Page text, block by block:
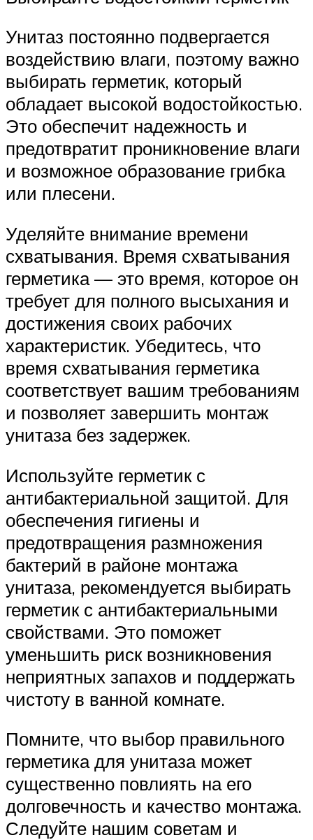
Унитаз постоянно подвергается
воздействию влаги, поэтому важно
выбирать герметик, который
обладает высокой водостойкостью.
Это обеспечит надежность и
предотвратит проникновение влаги
и возможное образование грибка
или плесени.
Уделяйте внимание времени
схватывания. Время схватывания
герметика — это время, которое он
требует для полного высыхания и
достижения своих рабочих
характеристик. Убедитесь, что
время схватывания герметика
соответствует вашим требованиям
и позволяет завершить монтаж
унитаза без задержек.
Используйте герметик с
антибактериальной защитой. Для
обеспечения гигиены и
предотвращения размножения
бактерий в районе монтажа
унитаза, рекомендуется выбирать
герметик с антибактериальными
свойствами. Это поможет
уменьшить риск возникновения
неприятных запахов и поддержать
чистоту в ванной комнате.
Помните, что выбор правильного
герметика для унитаза может
существенно повлиять на его
долговечность и качество монтажа.
Следуйте нашим советам и